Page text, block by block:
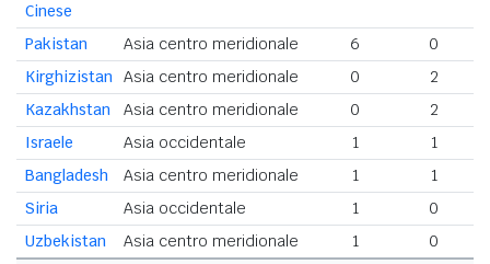
Cinese
Pakistan Asia centro meridionale 6 0
Kirghizistan Asia centro meridionale 0
2
Kazakhstan
Asia centro meridionale 0
2
Israele
Asia occidentale 1
1
Bangladesh
Asia centro meridionale 1
1
Siria
Asia occidentale 1
0
Uzbekistan
Asia centro meridionale 1
0